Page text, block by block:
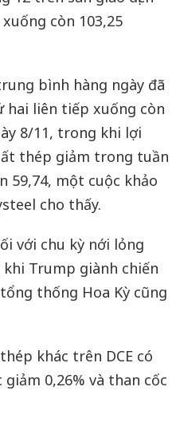
còn 103,25
bình hàng ngày đã
hai liên tiếp xuống còn
8/11, trong khi lợi
thép giảm trong tuần
59,74, một cuộc khảo
cho thấy.
với chu kỳ nới lỏng
Trump giành chiến
thống Hoa Kỳ cũng
khác trên DCE có
0,26% và than cốc